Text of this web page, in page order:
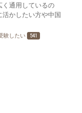
く通用しているの
かしたい方や中国
験したい 541